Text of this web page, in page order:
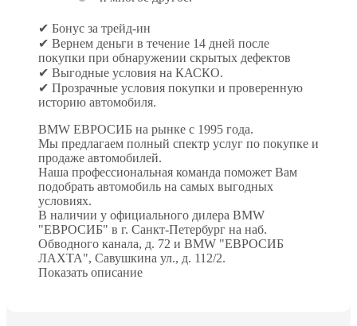
✔ Бонус за трейд-ин
✔ Вернем деньги в течение 14 дней после
покупки при обнаружении скрытых дефектов
✔ Выгодные условия на КАСКО.
✔ Прозрачные условия покупки и проверенную
историю автомобиля.
BMW ЕВРОСИБ на рынке с 1995 года.
Мы предлагаем полный спектр услуг по покупке и
продаже автомобилей.
Наша профессиональная команда поможет Вам
подобрать автомобиль на самых выгодных
условиях.
В наличии у официального дилера BMW
"ЕВРОСИБ" в г. Санкт-Петербург на наб.
Обводного канала, д. 72 и BMW "ЕВРОСИБ
ЛАХТА", Савушкина ул., д. 112/2.
Показать описание